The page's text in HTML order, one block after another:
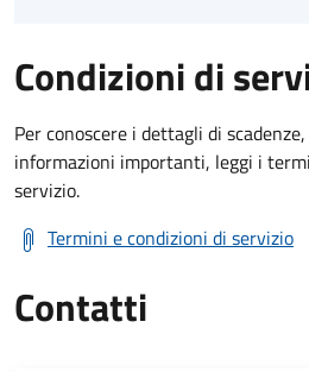
Condizioni di
Per conoscere i dettagli di
informazioni importanti, leggi i
servizio.
Termini e condizioni di servizio
Contatti